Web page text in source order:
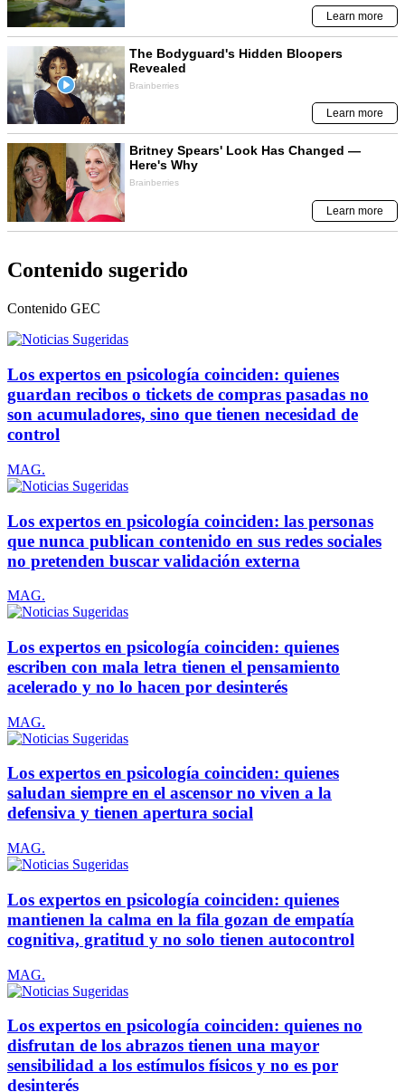
Contenido sugerido
Contenido GEC
Los expertos en psicología coinciden: quienes
guardan recibos o tickets de compras pasadas no
son acumuladores, sino que tienen necesidad de
control
MAG.
Los expertos en psicología coinciden: las personas
que nunca publican contenido en sus redes sociales
no pretenden buscar validación externa
MAG.
Los expertos en psicología coinciden: quienes
escriben con mala letra tienen el pensamiento
acelerado y no lo hacen por desinterés
MAG.
Los expertos en psicología coinciden: quienes
saludan siempre en el ascensor no viven a la
defensiva y tienen apertura social
MAG.
Los expertos en psicología coinciden: quienes
mantienen la calma en la fila gozan de empatía
cognitiva, gratitud y no solo tienen autocontrol
MAG.
Los expertos en psicología coinciden: quienes no
disfrutan de los abrazos tienen una mayor
sensibilidad a los estímulos físicos y no es por
desinterés